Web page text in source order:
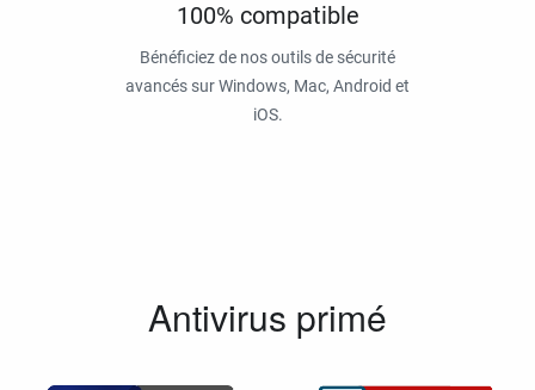
100% compatible
Bénéficiez de nos outils de sécurité
avancés sur Windows, Mac, Android et
iOS.
Antivirus primé